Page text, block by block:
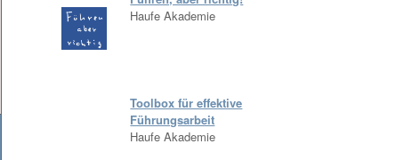
Haufe Akademie
Toolbox für effektive
Führungsarbeit
Haufe Akademie